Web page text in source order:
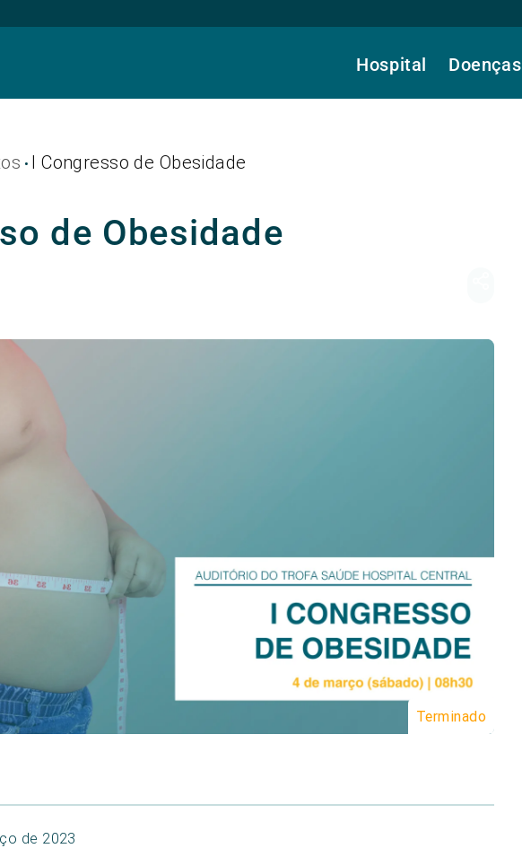
Hospital Doenças
• I Congresso de Obesidade
de Obesidade
Terminado
de 2023